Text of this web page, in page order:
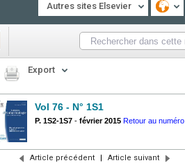
Autres sites Elsevier
Export
Vol 76 - N° 1S1
P. 1S2-1S7 - février 2015 Retour au numéro
Article précédent | Article suivant